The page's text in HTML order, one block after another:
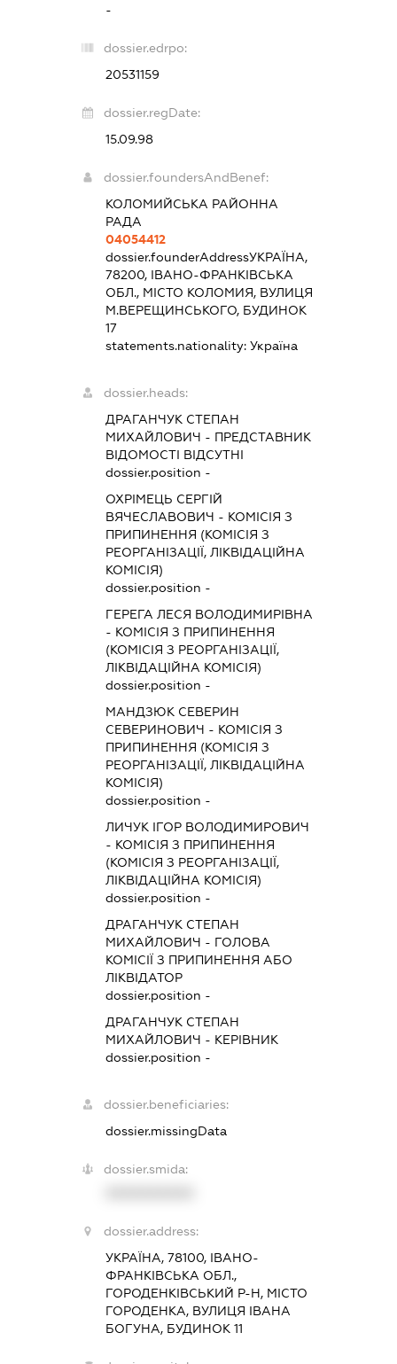
-
dossier.edrpo:
20531159
dossier.regDate:
15.09.98
dossier.foundersAndBenef:
КОЛОМИЙСЬКА РАЙОННА
РАДА
04054412
dossier.founderAddressУКРАЇНА,
78200, ІВАНО-ФРАНКІВСЬКА
ОБЛ., МІСТО КОЛОМИЯ, ВУЛИЦЯ
М.ВЕРЕЩИНСЬКОГО, БУДИНОК
17
statements.nationality: Україна
dossier.heads:
ДРАГАНЧУК СТЕПАН
МИХАЙЛОВИЧ - ПРЕДСТАВНИК
ВІДОМОСТІ ВІДСУТНІ
dossier.position -
ОХРІМЕЦЬ СЕРГІЙ
ВЯЧЕСЛАВОВИЧ - КОМІСІЯ З
ПРИПИНЕННЯ (КОМІСІЯ З
РЕОРГАНІЗАЦІЇ, ЛІКВІДАЦІЙНА
КОМІСІЯ)
dossier.position -
ГЕРЕГА ЛЕСЯ ВОЛОДИМИРІВНА
- КОМІСІЯ З ПРИПИНЕННЯ
(КОМІСІЯ З РЕОРГАНІЗАЦІЇ,
ЛІКВІДАЦІЙНА КОМІСІЯ)
dossier.position -
МАНДЗЮК СЕВЕРИН
СЕВЕРИНОВИЧ - КОМІСІЯ З
ПРИПИНЕННЯ (КОМІСІЯ З
РЕОРГАНІЗАЦІЇ, ЛІКВІДАЦІЙНА
КОМІСІЯ)
dossier.position -
ЛИЧУК ІГОР ВОЛОДИМИРОВИЧ
- КОМІСІЯ З ПРИПИНЕННЯ
(КОМІСІЯ З РЕОРГАНІЗАЦІЇ,
ЛІКВІДАЦІЙНА КОМІСІЯ)
dossier.position -
ДРАГАНЧУК СТЕПАН
МИХАЙЛОВИЧ - ГОЛОВА
КОМІСІЇ З ПРИПИНЕННЯ АБО
ЛІКВІДАТОР
dossier.position -
ДРАГАНЧУК СТЕПАН
МИХАЙЛОВИЧ - КЕРІВНИК
dossier.position -
dossier.beneficiaries:
dossier.missingData
dossier.smida:
dossier.address:
УКРАЇНА, 78100, ІВАНО-
ФРАНКІВСЬКА ОБЛ.,
ГОРОДЕНКІВСЬКИЙ Р-Н, МІСТО
ГОРОДЕНКА, ВУЛИЦЯ ІВАНА
БОГУНА, БУДИНОК 11